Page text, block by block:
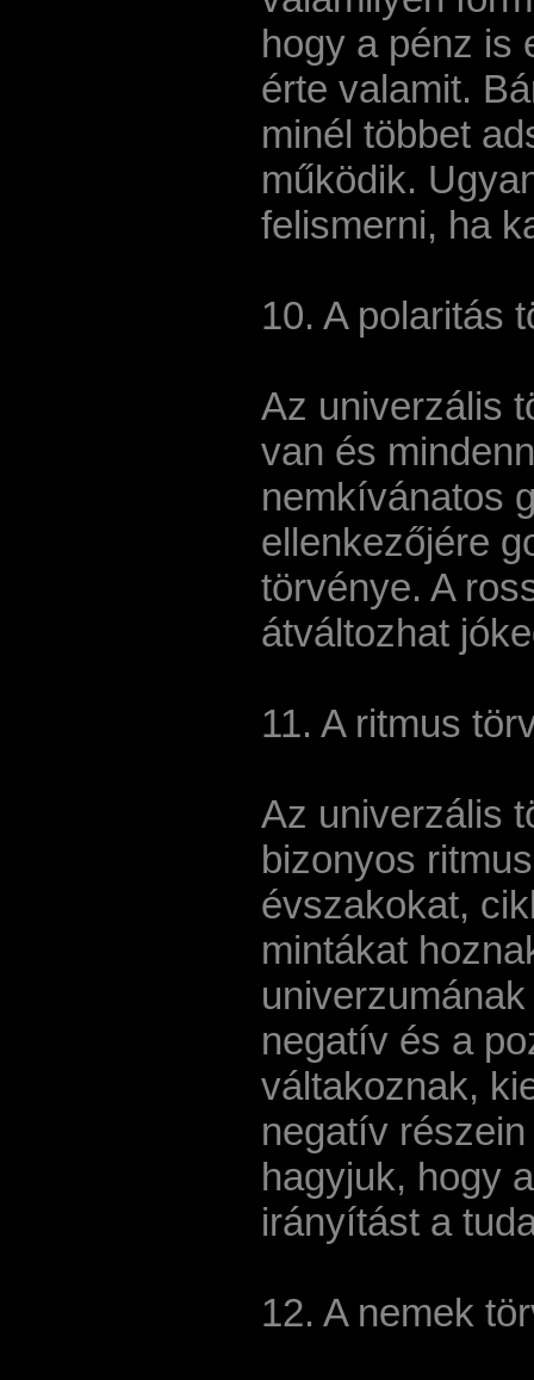
hogy a pénz is
érte valamit.
minél többet
működik.
felismerni, ha
10. A polaritás
Az univerzális
van és
nemkívánatos
ellenkezőjére
törvénye. A
átváltozhat
11. A ritmus
Az univerzális
bizonyos
évszakokat,
mintákat
negatív és a
váltakoznak,
negatív
hagyjuk, hogy
irányítást a
12. A nemek